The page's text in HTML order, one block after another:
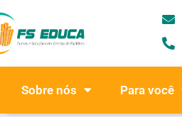
Sobre nós Para você